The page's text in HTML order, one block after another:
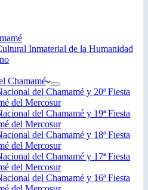
Inmaterial de la Humanidad
Chamamé
del Chamamé y 20ª Fiesta
del Mercosur
del Chamamé y 19ª Fiesta
del Mercosur
del Chamamé y 18ª Fiesta
del Mercosur
del Chamamé y 17ª Fiesta
del Mercosur
del Chamamé y 16ª Fiesta